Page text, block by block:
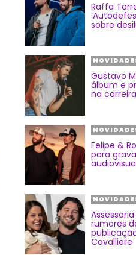
Raffa
sobre
Gustavo
álbum e
na carreira
Felipe &
para
rumores
Cavalliere